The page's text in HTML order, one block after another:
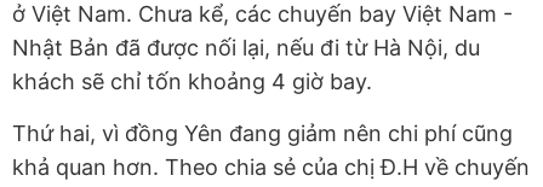
ở Việt Nam. Chưa kể, các chuyến bay Việt Nam -
Nhật Bản đã được nối lại, nếu đi từ Hà Nội, du
khách sẽ chỉ tốn khoảng 4 giờ bay.
Thứ hai, vì đồng Yên đang giảm nên chi phí cũng
khả quan hơn. Theo chia sẻ của chị Đ.H về chuyến